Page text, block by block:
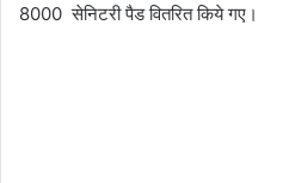
8000 सेनिटरी पैड वितरित किये गए।